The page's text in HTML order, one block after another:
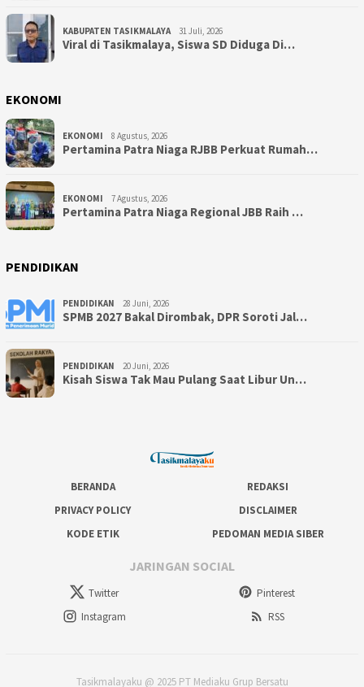
KABUPATEN TASIKMALAYA 31 Juli, 2026
Viral di Tasikmalaya, Siswa SD Diduga Di…
EKONOMI
EKONOMI 8 Agustus, 2026
Pertamina Patra Niaga RJBB Perkuat Rumah…
EKONOMI 7 Agustus, 2026
Pertamina Patra Niaga Regional JBB Raih …
PENDIDIKAN
PENDIDIKAN 28 Juni, 2026
SPMB 2027 Bakal Dirombak, DPR Soroti Jal…
PENDIDIKAN 20 Juni, 2026
Kisah Siswa Tak Mau Pulang Saat Libur Un…
BERANDA
REDAKSI
PRIVACY POLICY
DISCLAIMER
KODE ETIK
PEDOMAN MEDIA SIBER
JARINGAN SOCIAL
Twitter
Pinterest
Instagram
RSS
Tasikmalayaku @ 2025 PT Mediaku Grup Bersatu